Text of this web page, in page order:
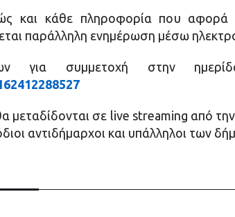
και κάθε πληροφορία που αφορά
παράλληλη ενημέρωση μέσω
για συμμετοχή στην
μεταδίδονται σε live streaming από
αντιδήμαρχοι και υπάλληλοι των